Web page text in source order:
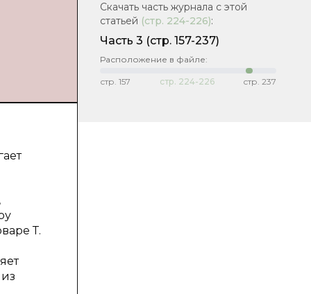
Т.
Скачать часть журнала с этой
статьей (стр. 224-226):
Часть 3 (стр. 157-237)
Расположение в файле:
стр. 157 стр. 224-226 стр. 237